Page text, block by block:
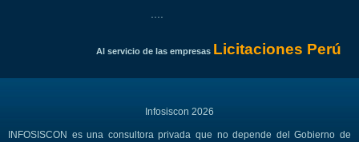
Al servicio de las empresas Licitaciones Perú
Infosiscon 2026
INFOSISCON es una consultora privada que no depende del Gobierno de